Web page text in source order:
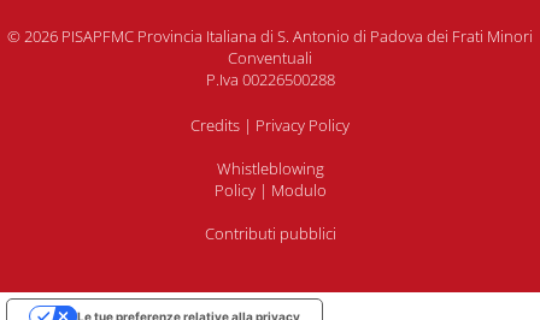
© 2026 PISAPFMC Provincia Italiana di S. Antonio di Padova dei Frati Minori
Conventuali
P.Iva 00226500288
Credits | Privacy Policy
Whistleblowing
Policy| Modulo
Contributi pubblici
Le tue preferenze relative alla privacy